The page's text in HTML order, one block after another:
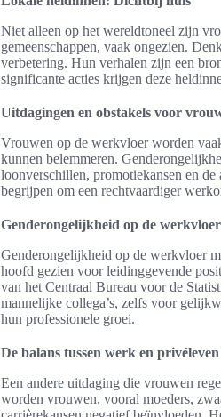
Niet alleen op het wereldtoneel zijn
gemeenschappen, vaak ongezien.
verbetering. Hun verhalen zijn een
significante acties krijgen deze
Uitdagingen en obstakels voor
Vrouwen op de werkvloer worden
kunnen belemmeren.
loonverschillen, promotiekansen en
begrijpen om een rechtvaardiger
Genderongelijkheid op de werkvloer
Genderongelijkheid op de werkvloer
hoofd gezien voor leidinggevende
van het Centraal Bureau voor de
mannelijke collega’s, zelfs voor
hun professionele groei.
De balans tussen werk en privéleven
Een andere uitdaging die vrouwen
worden vrouwen, vooral moeders,